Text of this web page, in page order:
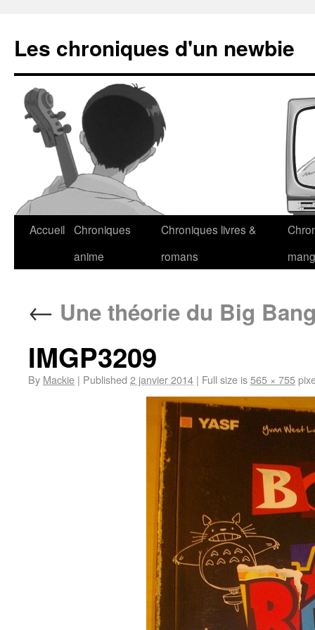
Les chroniques d'un newbie
Accueil Chroniques
anime
Chroniques livres &
romans
← Une théorie du Big
IMGP3209
By Mackie | Published 2 janvier 2014 | Full size is565 × 755